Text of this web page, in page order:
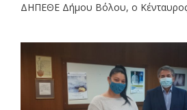
ΔΗΠΕΘΕ Δήμου Βόλου, ο